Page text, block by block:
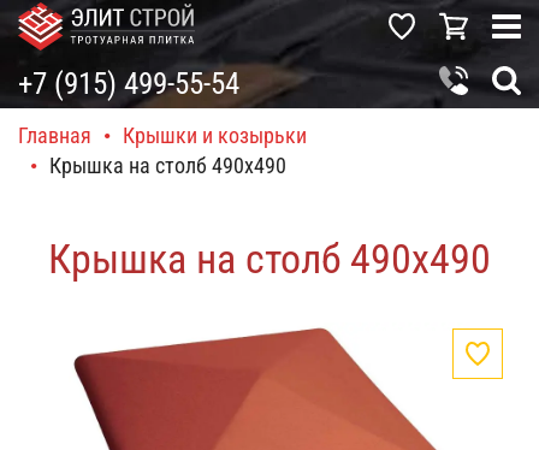
+7 (915) 499-55-54
Главная • Крышки и козырьки
• Крышка на столб 490x490
Крышка на столб 490x490